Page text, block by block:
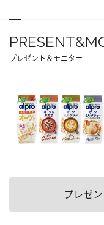
プレゼント＆モニター
プレゼ